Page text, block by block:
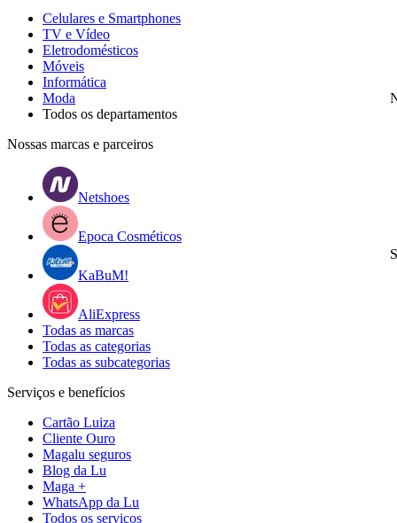
Celulares e Smartphones
TV e Vídeo
Eletrodomésticos
Móveis
Informática
Moda
Todos os departamentos
Nossas marcas e parceiros
Netshoes
Epoca Cosméticos
KaBuM!
AliExpress
Todas as marcas
Todas as categorias
Todas as subcategorias
Serviços e benefícios
Cartão Luiza
Cliente Ouro
Magalu seguros
Blog da Lu
Maga +
WhatsApp da Lu
Todos os serviços